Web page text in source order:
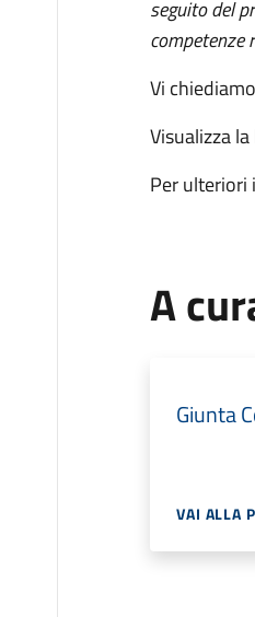
seguito del
competenze
Vi
Visualizza
Per ulteriori
A
Giunta
VAI ALLA